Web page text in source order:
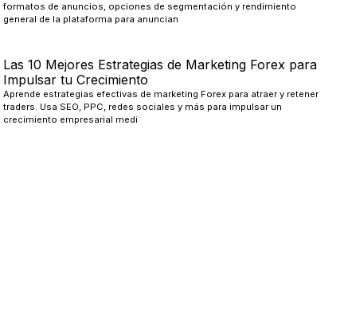
formatos de anuncios, opciones de segmentación y rendimiento
general de la plataforma para anuncian
Las 10 Mejores Estrategias de Marketing Forex para
Impulsar tu Crecimiento
Aprende estrategias efectivas de marketing Forex para atraer y retener
traders. Usa SEO, PPC, redes sociales y más para impulsar un
crecimiento empresarial medi